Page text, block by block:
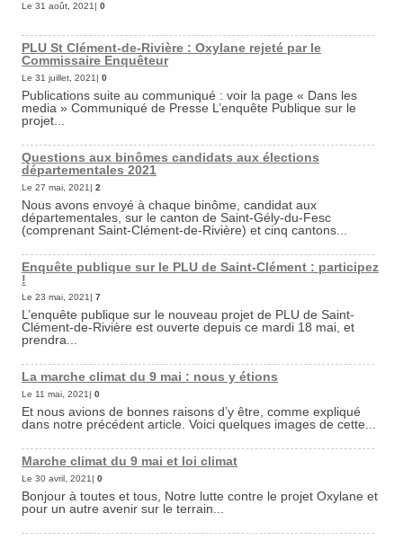
Le 31 août, 2021| 0
PLU St Clément-de-Rivière : Oxylane rejeté par le
Commissaire Enquêteur
Le 31 juillet, 2021| 0
Publications suite au communiqué : voir la page « Dans les
media » Communiqué de Presse L’enquête Publique sur le
projet...
Questions aux binômes candidats aux élections
départementales 2021
Le 27 mai, 2021| 2
Nous avons envoyé à chaque binôme, candidat aux
départementales, sur le canton de Saint-Gély-du-Fesc
(comprenant Saint-Clément-de-Rivière) et cinq cantons...
Enquête publique sur le PLU de Saint-Clément : participez
!
Le 23 mai, 2021| 7
L’enquête publique sur le nouveau projet de PLU de Saint-
Clément-de-Rivière est ouverte depuis ce mardi 18 mai, et
prendra...
La marche climat du 9 mai : nous y étions
Le 11 mai, 2021| 0
Et nous avions de bonnes raisons d’y être, comme expliqué
dans notre précédent article. Voici quelques images de cette...
Marche climat du 9 mai et loi climat
Le 30 avril, 2021| 0
Bonjour à toutes et tous, Notre lutte contre le projet Oxylane et
pour un autre avenir sur le terrain...